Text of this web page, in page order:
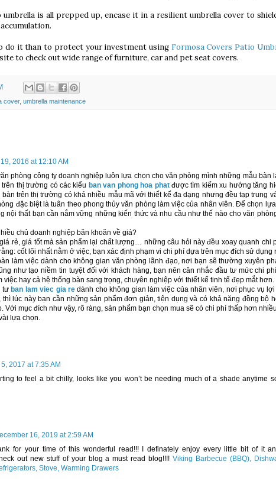
umbrella is all prepped up, encase it in a resilient umbrella cover to
do it than to protect your investment using Formosa Covers Patio
to check out wide range of furniture, car and pet seat covers.
cover, umbrella maintenance
2016 at 12:10 AM
phòng công ty doanh nghiệp luôn lựa chọn cho văn phòng mình những mẫu bàn
thị trường có các kiểu ban van phong hoa phatđược tìm kiếm xu hướng tăng
trên thị trường có khá nhiều mẫu mã với thiết kế đa dạng nhưng đều tạp trung
đặc biệt là tuân theo phong thủy văn phòng làm việc của nhân viên. Để chọn
nội thất bạn cần nắm vững những kiến thức và nhu cầu như thế nào cho văn
chủ doanh nghiệp băn khoăn về giá?
rẻ, giá tốt mà sản phẩm lại chất lượng… những câu hỏi này đều xoay quanh chi
cốt lõi nhất nằm ở việc, bạn xác định phạm vi chi phí dựa trên mục đích sử dụng
làm việc dành cho không gian văn phòng lãnh đạo, nơi bạn sẽ thường xuyên
như tạo niềm tin tuyệt đối với khách hàng, bạn nên cân nhắc đầu tư mức chi
việc hay cả hệ thống bàn sang trọng, chuyên nghiệp với thiết kế tinh tế đẹp mắt hơn.
tưban lam viec gia redành cho không gian làm việc của nhân viên, nơi phục vụ
thì lúc này bạn cần những sản phẩm đơn giản, tiện dụng và có khả năng đồng bộ
Với mục đích như vậy, rõ ràng, sản phẩm bạn chọn mua sẽ có chi phí thấp hơn
lựa chọn.
2017 at 7:35 AM
to feel a bit chilly, looks like you won’t be needing much of a shade anytime
16, 2019 at 2:59 AM
for your time of this wonderful read!!! I definately enjoy every little bit of it
out new stuff of your blog a must read blog!!!! Viking Barbecue (BBQ),
Stove, Warming Drawers